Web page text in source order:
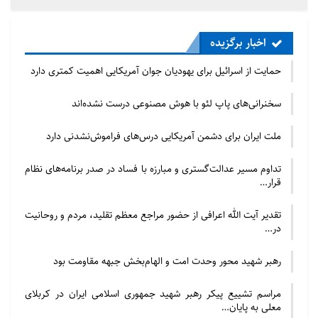
استفاده می‌کند و با بزرگ کردن اختلافات جزیی و فرعی
فقهی و سیاسی، تلاش می‌کند به اهداف شوم خود برسد.
ایجاد تفرقه بین مسلمانان سابقه دیرینه دارد، اما امروز با
پشتوانه رسانه‌ای و سیاسی قوی‌تری دنبال می‌شود.
شبکه‌های معاند و فارسی‌زبان خارج از کشور، بودجه‌های
سنگینی را صرف تولید محتوای تفرقه‌انگیز در ایام حج
می‌کنند.»
دشمنان به دنبال تعطیلی حج امسال بودند
مولوی اسحاق مدنی در بخشی از سخنان خود، با افشای
یک توطئه ساماندهی‌شده علیه حجاج ایرانی گفت:
«دشمنان اسلام و نظام مقدس جمهوری اسلامی ایران،
تلاش گسترده و هماهنگی را برای تعطیل کردن حج امسال
اخبار برگزیده
حمایت از اسرائیل برای یهودیان جوان آمریکایی اهمیت کمتری دارد
سخنرانی‌های پاپ لئو با هوش مصنوعی درست نشده‌اند
ملت ایران برای دشمن آمریکایی درس‌های فراموش‌نشدنی دارد
تداوم مسیر عدالت‌گستری و مبارزه با فساد در صدر برنامه‌های نظام
قرار…
تقدیر آیت الله اعرافی از حضور مراجع معظم تقلید، مردم و روحانیت
در…
رهبر شهید محور وحدت امت و الهام‌بخش جبهه مقاومت بود
مراسم تشییع پیکر رهبر شهید جمهوری اسلامی ایران در کربلای
معلی به پایان…